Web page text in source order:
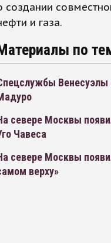
создании
и газа.
по
Венесуэлы
севере Москвы
Чавеса
севере Москвы
верху»